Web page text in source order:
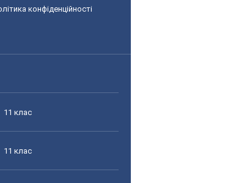
конфіденційності
11 клас
11 клас